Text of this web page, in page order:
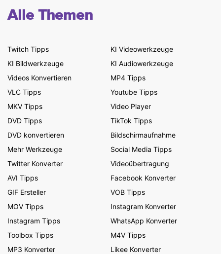
Alle Themen
Twitch Tipps
KI Videowerkzeuge
KI Bildwerkzeuge
KI Audiowerkzeuge
Videos Konvertieren
MP4 Tipps
VLC Tipps
Youtube Tipps
MKV Tipps
Video Player
DVD Tipps
TikTok Tipps
DVD konvertieren
Bildschirmaufnahme
Mehr Werkzeuge
Social Media Tipps
Twitter Konverter
Videoübertragung
AVI Tipps
Facebook Konverter
GIF Ersteller
VOB Tipps
MOV Tipps
Instagram Konverter
Instagram Tipps
WhatsApp Konverter
Toolbox Tipps
M4V Tipps
MP3 Konverter
Likee Konverter